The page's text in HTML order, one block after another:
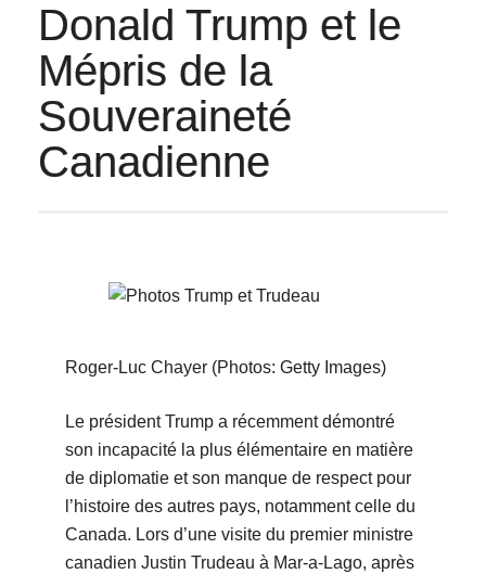
Donald Trump et le
Mépris de la
Souveraineté
Canadienne
Roger-Luc Chayer (Photos: Getty Images)
Le président Trump a récemment démontré
son incapacité la plus élémentaire en matière
de diplomatie et son manque de respect pour
l’histoire des autres pays, notamment celle du
Canada. Lors d’une visite du premier ministre
canadien Justin Trudeau à Mar-a-Lago, après